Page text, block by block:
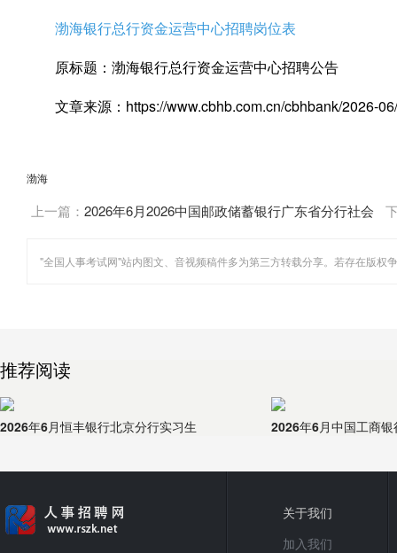
渤海银行总行资金运营中心招聘岗位表
原标题：渤海银行总行资金运营中心招聘公告
文章来源：https://www.cbhb.com.cn/cbhbank/2026-
渤海
上一篇： 2026年6月2026中国邮政储蓄银行广东省分行社会
推荐阅读
2026年6月恒丰银行北京分行实习生 2026年6月中国工商
关于我们
加入我们